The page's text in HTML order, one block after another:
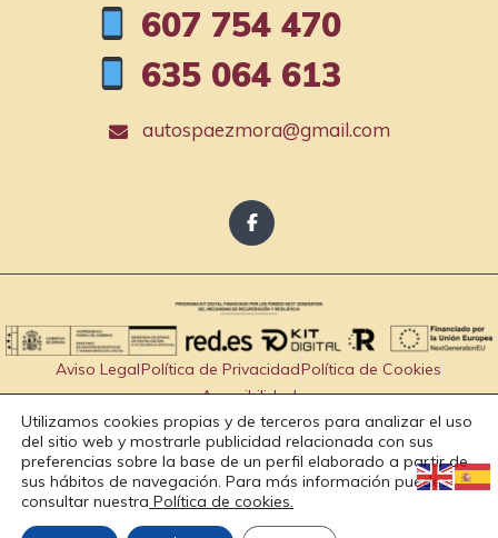
607 754 470
635 064 613
autospaezmora@gmail.com
Aviso LegalPolítica de PrivacidadPolítica de Cookies
Accesibilidad
Copyright © 2025. Todos los derechos reservados.
Diseño
Utilizamos cookies propias y de terceros para analizar el uso
del sitio web y mostrarle publicidad relacionada con sus
preferencias sobre la base de un perfil elaborado a partir de
sus hábitos de navegación. Para más información puedes
consultar nuestra Política de cookies.